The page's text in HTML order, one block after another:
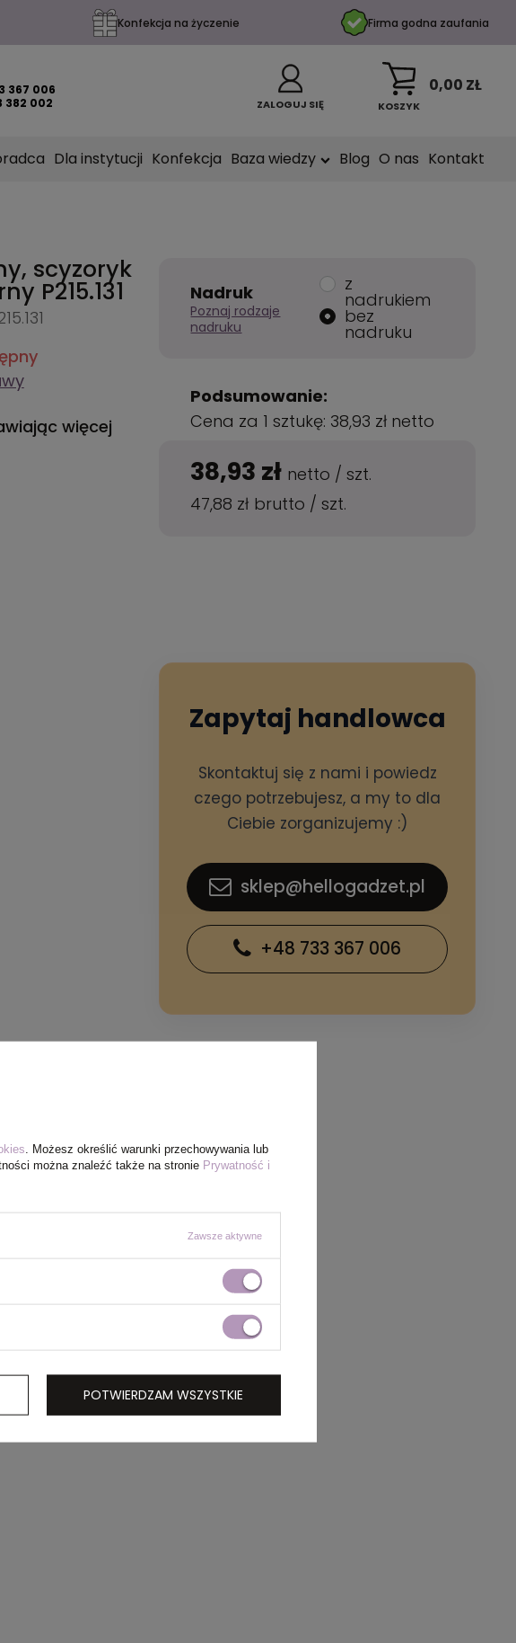
Konfekcja na życzenie Firma godna zaufania
367 006
382 002 ZALOGUJ SIĘ KOSZYK
0,00 ZŁ
Dla instytucji Konfekcja Baza wiedzy Blog O nas Kontakt
scyzoryk
P215.131
więcej
Nadruk
Poznaj rodzaje
nadruku
z
nadrukiem
bez
nadruku
Podsumowanie:
Cena za 1 sztukę: 38,93 zł netto
38,93 zł netto /szt.
47,88 zł brutto /szt.
Zapytaj handlowca
Skontaktuj się z nami i powiedz
czego potrzebujesz, a my to dla
Ciebie zorganizujemy :)
sklep@hellogadzet.pl
+48 733 367 006
. Możesz określić warunki przechowywania lub
można znaleźć także na stronie Prywatność i
Zawsze aktywne
POTWIERDZAM WSZYSTKIE